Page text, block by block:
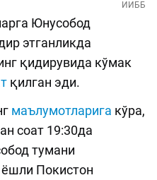
ИИББ
Юнусобод
этганликда
қидирувида кўмак
қилган эди.
маълумотларига кўра,
соат 19:30да
тумани
Покистон